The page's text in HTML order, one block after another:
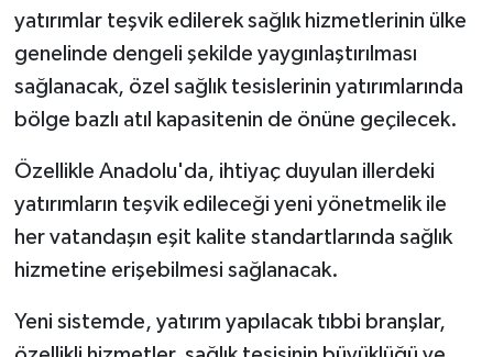
yatırımlar teşvik edilerek sağlık hizmetlerinin ülke
genelinde dengeli şekilde yaygınlaştırılması
sağlanacak, özel sağlık tesislerinin yatırımlarında
bölge bazlı atıl kapasitenin de önüne geçilecek.
Özellikle Anadolu'da, ihtiyaç duyulan illerdeki
yatırımların teşvik edileceği yeni yönetmelik ile
her vatandaşın eşit kalite standartlarında sağlık
hizmetine erişebilmesi sağlanacak.
Yeni sistemde, yatırım yapılacak tıbbi branşlar,